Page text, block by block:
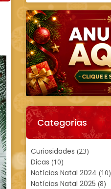
Categorias
Curiosidades (23)
Dicas (10)
Notícias Natal 2024 (10)
Notícias Natal 2025 (8)